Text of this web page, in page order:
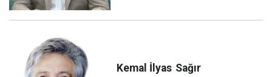
Kemal İlyas Sağır